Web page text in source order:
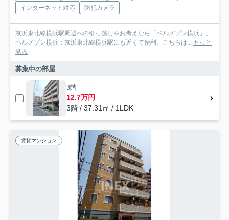
インターネット対応
防犯カメラ
京浜東北線横浜駅周辺への引っ越しをお考えなら「ベルメゾン横浜」。
ベルメゾン横浜：京浜東北線横浜駅にも近くて便利。こちらは... もっと
見る
募集中の部屋
3階
12.7万円
3階 / 37.31㎡ / 1LDK
賃貸マンション